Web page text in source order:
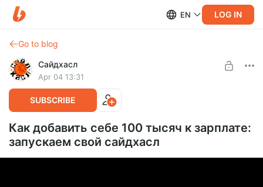
EN LOG IN
Go to blog
Сайдхасл
Apr 04 13:31
SUBSCRIBE
Как добавить себе 100 тысяч к зарплате:
запускаем свой сайдхасл